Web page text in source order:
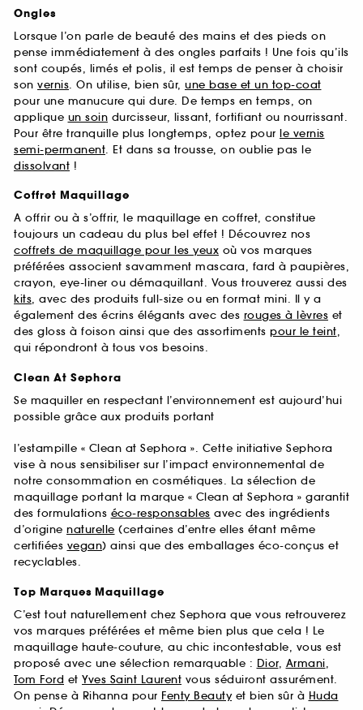
Ongles
Lorsque l’on parle de beauté des mains et des pieds on
pense immédiatement à des ongles parfaits ! Une fois qu’ils
sont coupés, limés et polis, il est temps de penser à choisir
son vernis. On utilise, bien sûr, une base et un top-coat
pour une manucure qui dure. De temps en temps, on
applique un soin durcisseur, lissant, fortifiant ou nourrissant.
Pour être tranquille plus longtemps, optez pour le vernis
semi-permanent. Et dans sa trousse, on oublie pas le
dissolvant !
Coffret Maquillage
A offrir ou à s’offrir, le maquillage en coffret, constitue
toujours un cadeau du plus bel effet ! Découvrez nos
coffrets de maquillage pour les yeux où vos marques
préférées associent savamment mascara, fard à paupières,
crayon, eye-liner ou démaquillant. Vous trouverez aussi des
kits, avec des produits full-size ou en format mini. Il y a
également des écrins élégants avec des rouges à lèvres et
des gloss à foison ainsi que des assortiments pour le teint,
qui répondront à tous vos besoins.
Clean At Sephora
Se maquiller en respectant l’environnement est aujourd’hui
possible grâce aux produits portant
l’estampille « Clean at Sephora ». Cette initiative Sephora
vise à nous sensibiliser sur l’impact environnemental de
notre consommation en cosmétiques. La sélection de
maquillage portant la marque « Clean at Sephora » garantit
des formulations éco-responsables avec des ingrédients
d’origine naturelle (certaines d’entre elles étant même
certifiées vegan) ainsi que des emballages éco-conçus et
recyclables.
Top Marques Maquillage
C’est tout naturellement chez Sephora que vous retrouverez
vos marques préférées et même bien plus que cela ! Le
maquillage haute-couture, au chic incontestable, vous est
proposé avec une sélection remarquable : Dior, Armani,
Tom Ford et Yves Saint Laurent vous séduiront assurément.
On pense à Rihanna pour Fenty Beautyet bien sûr à Huda